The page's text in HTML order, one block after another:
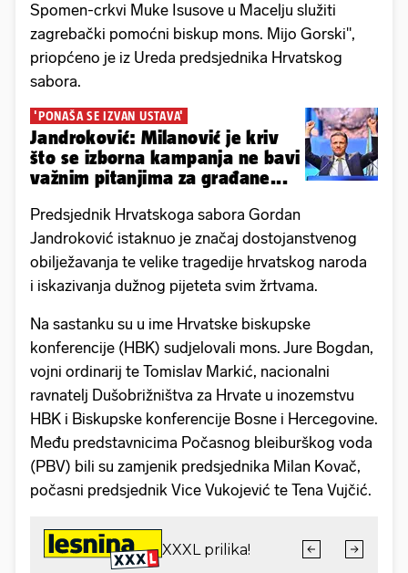
Spomen-crkvi Muke Isusove u Macelju služiti
zagrebački pomoćni biskup mons. Mijo Gorski",
priopćeno je iz Ureda predsjednika Hrvatskog
sabora.
'PONAŠA SE IZVAN USTAVA'
Jandroković: Milanović je kriv
što se izborna kampanja ne bavi
važnim pitanjima za građane...
Predsjednik Hrvatskoga sabora Gordan
Jandroković istaknuo je značaj dostojanstvenog
obilježavanja te velike tragedije hrvatskog naroda
i iskazivanja dužnog pijeteta svim žrtvama.
Na sastanku su u ime Hrvatske biskupske
konferencije (HBK) sudjelovali mons. Jure Bogdan,
vojni ordinarij te Tomislav Markić, nacionalni
ravnatelj Dušobrižništva za Hrvate u inozemstvu
HBK i Biskupske konferencije Bosne i Hercegovine.
Među predstavnicima Počasnog bleiburškog voda
(PBV) bili su zamjenik predsjednika Milan Kovač,
počasni predsjednik Vice Vukojević te Tena Vujčić.